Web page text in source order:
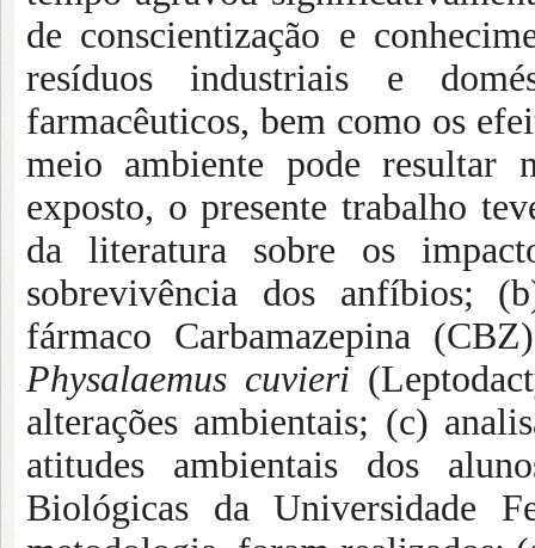
de conscientização e
resíduos industriais e
farmacêuticos, bem como os
meio ambiente pode resultar
exposto, o presente trabalho
da literatura sobre os
sobrevivência dos anfíbios;
fármaco Carbamazepina
Physalaemus cuvieri
alterações ambientais; (c)
atitudes ambientais dos
Biológicas da Universidade